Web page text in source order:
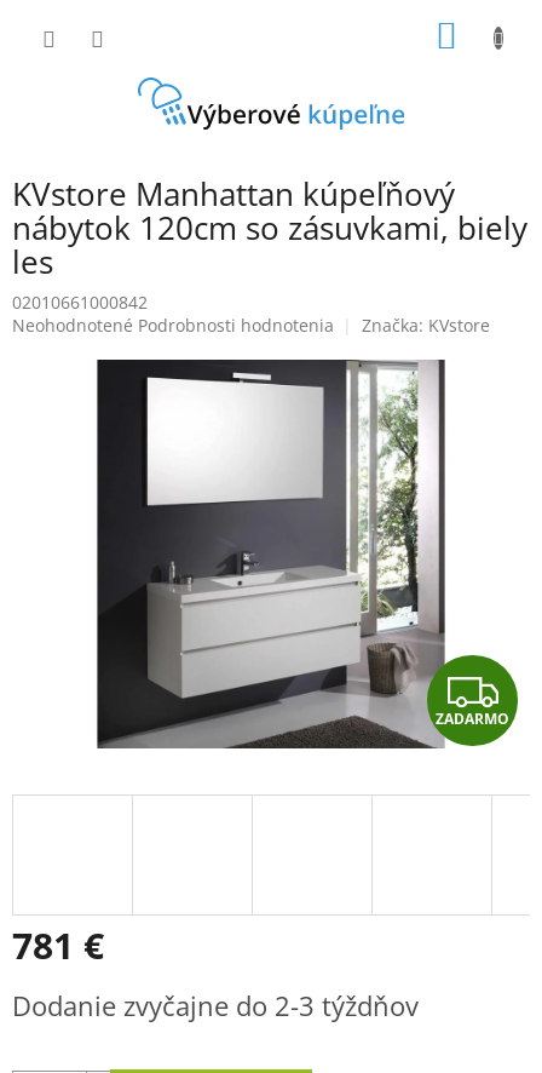
KVstore Manhattan kúpeľňový
nábytok 120cm so zásuvkami, biely
les
02010661000842
Priemerné
Neohodnotené Podrobnosti hodnotenia Značka: KVstore
Z
A
D
ZADARMO
781 €
cena:
Dodanie zvyčajne do 2-3 týždňov